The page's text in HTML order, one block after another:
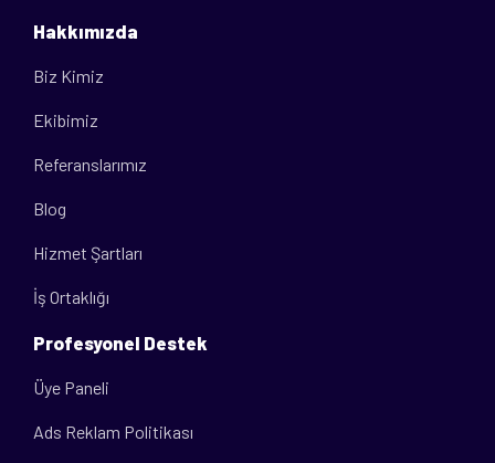
Hakkımızda
Biz Kimiz
Ekibimiz
Referanslarımız
Blog
Hizmet Şartları
İş Ortaklığı
Profesyonel Destek
Üye Paneli
Ads Reklam Politikası